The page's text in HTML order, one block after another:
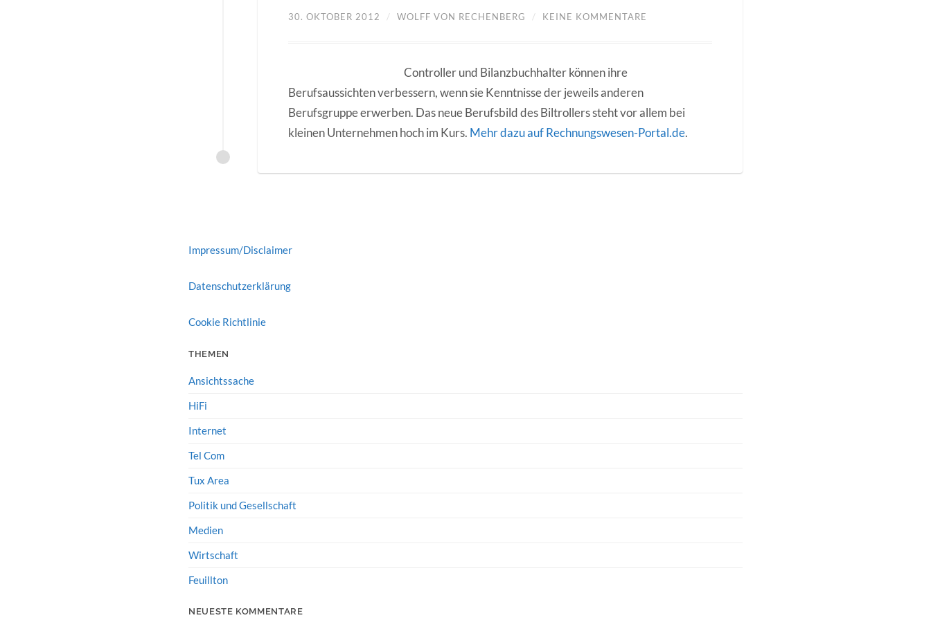
30. OKTOBER 2012 / WOLFF VON RECHENBERG / KEINE KOMMENTARE
Controller und Bilanzbuchhalter können ihre
Berufsaussichten verbessern, wenn sie Kenntnisse der jeweils anderen
Berufsgruppe erwerben. Das neue Berufsbild des Biltrollers steht vor allem bei
kleinen Unternehmen hoch im Kurs. Mehr dazu auf Rechnungswesen-Portal.de.
Impressum/Disclaimer
Datenschutzerklärung
Cookie Richtlinie
THEMEN
Ansichtssache
HiFi
Internet
Tel Com
Tux Area
Politik und Gesellschaft
Medien
Wirtschaft
Feuillton
NEUESTE KOMMENTARE